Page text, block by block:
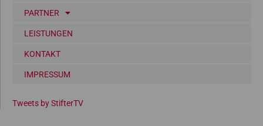
PARTNER
LEISTUNGEN
KONTAKT
IMPRESSUM
Tweets by StifterTV